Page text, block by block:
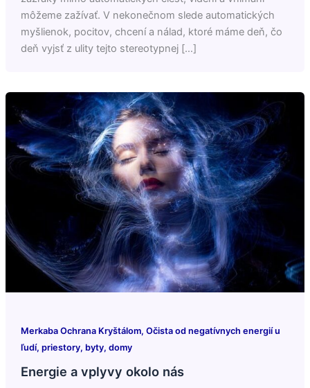
môžeme zažívať. V nekonečnom slede automatických
myšlienok, pocitov, chcení a nálad, ktoré máme deň, čo
deň vyjsť z ulity tejto stereotypnej […]
Merkaba Ochrana Kryštálom, Očista od negatívnych energií u
ľudí, priestory, byty, domy
Energie a vplyvy okolo nás